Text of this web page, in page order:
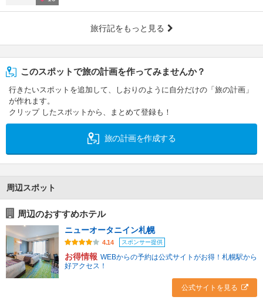
旅行記をもっと見る
このスポットで旅の計画を作ってみませんか？
行きたいスポットを追加して、しおりのように自分だけの「旅の計画」
が作れます。
クリップ したスポットから、まとめて登録も！
旅の計画を作成する
周辺スポット
周辺のおすすめホテル
ニューオータニイン札幌
4.14 スポンサー提供
お得情報 WEBからの予約は公式サイトがお得！札幌駅から
好アクセス！
公式サイトを見る